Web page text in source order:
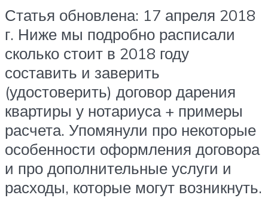
Статья обновлена: 17 апреля 2018
г. Ниже мы подробно расписали
сколько стоит в 2018 году
составить и заверить
(удостоверить) договор дарения
квартиры у нотариуса + примеры
расчета. Упомянули про некоторые
особенности оформления договора
и про дополнительные услуги и
расходы, которые могут возникнуть.